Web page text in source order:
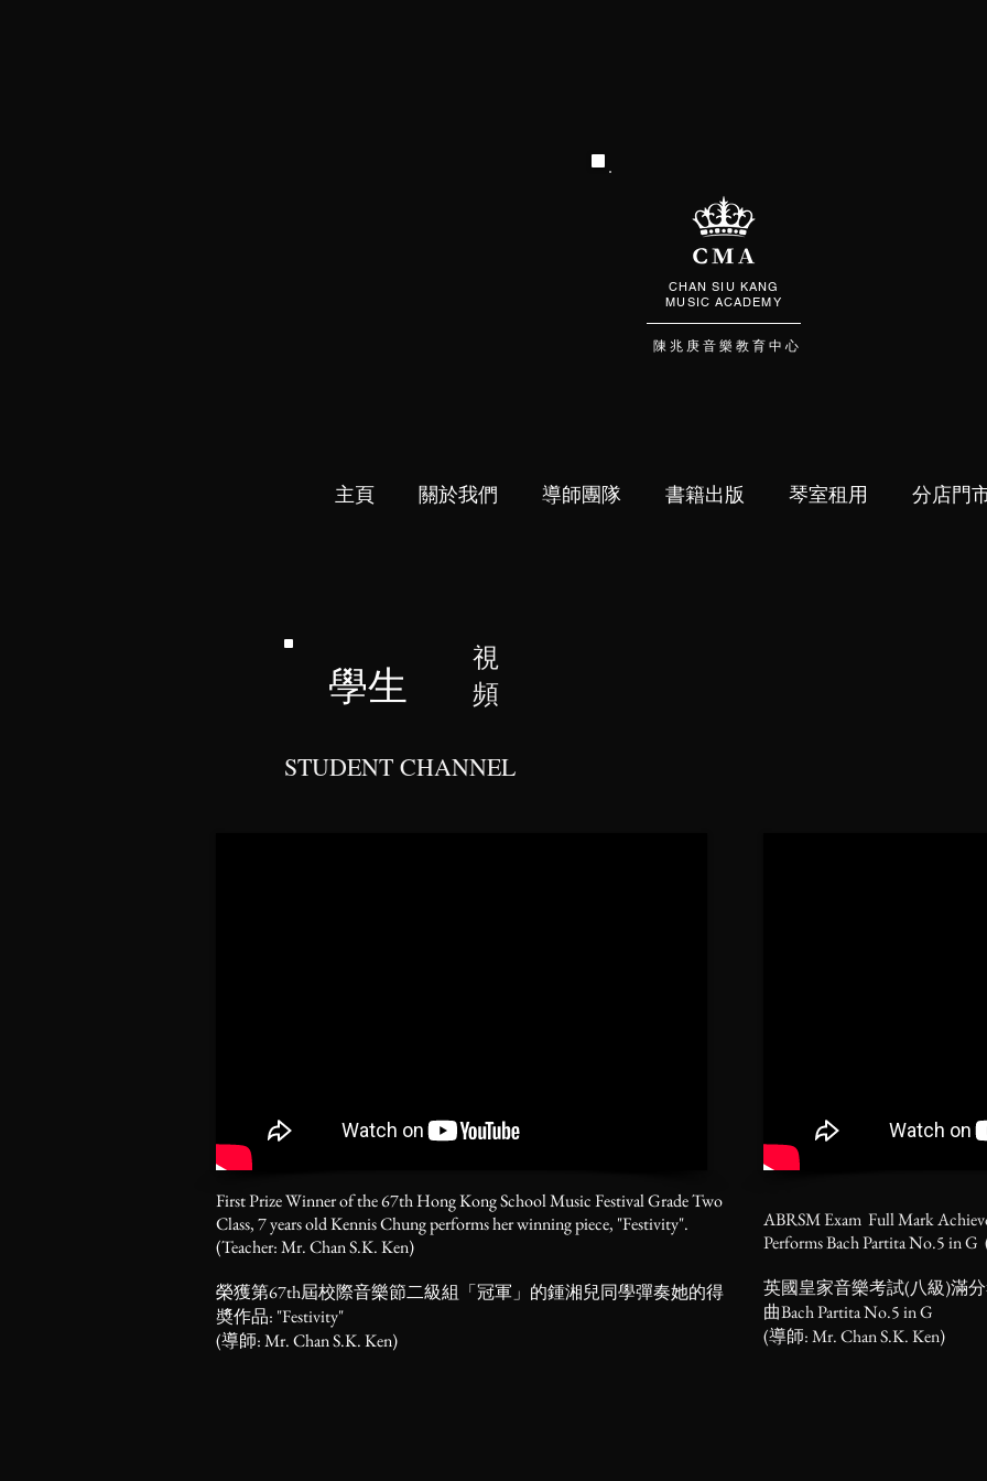
CHAN SIU KANG
MUSIC ACADEMY
陳 兆 庚 音 樂 教 育 中 心
主頁 關於我們 導師團隊 書籍出版 琴室租用 分店門
學生
視
頻
STUDENT CHANNEL
First Prize Winner of the 67th Hong Kong School Music Festival Grade Two
Class, 7 years old Kennis Chung performs her winning piece, "Festivity".
(Teacher: Mr. Chan S.K. Ken)
榮獲第67th屆校際音樂節二級組「冠軍」的鍾湘兒同學彈奏她的得
奬作品: "Festivity"
(導師: Mr. Chan S.K. Ken)
ABRSM Exam Full Mark
Performs Bach Partita No.5 in G
英國皇家音樂考試(八級)滿分
曲Bach Partita No.5 in G
(導師: Mr. Chan S.K. Ken)